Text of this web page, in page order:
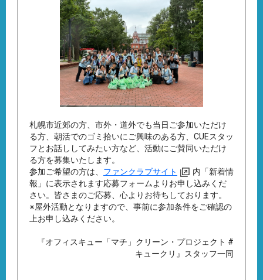
札幌市近郊の方、市外・道外でも当日ご参加いただけ
る方、朝活でのゴミ拾いにご興味のある方、CUEスタッ
フとお話ししてみたい方など、活動にご賛同いただけ
る方を募集いたします。
参加ご希望の方は、 ファンクラブサイト
内「新着情
報」に表示されます応募フォームよりお申し込みくだ
さい。皆さまのご応募、心よりお待ちしております。
※屋外活動となりますので、事前に参加条件をご確認の
上お申し込みください。
『オフィスキュー「マチ」クリーン・プロジェクト #
キュークリ』スタッフ一同